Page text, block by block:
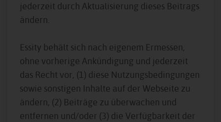
jederzeit durch Aktualisierung dieses Beitrags
ändern.
Essity behält sich nach eigenem Ermessen,
ohne vorherige Ankündigung und jederzeit
das Recht vor, (1) diese Nutzungsbedingungen
sowie sonstigen Inhalte auf der Webseite zu
ändern, (2) Beiträge zu überwachen und
entfernen und/oder (3) die Verfügbarkeit der